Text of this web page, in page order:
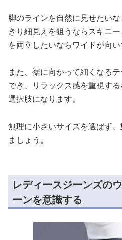
脚のラインを自然に見せたい
きり細見えを狙うならスキニ
を両立したいならワイドが向い
また、裾に向かって細くなる
でき、リラックス感を重視す
選択肢になります。
無理に小さいサイズを選ばず、
ましょう。
レディースジーンズの
ーンを意識する